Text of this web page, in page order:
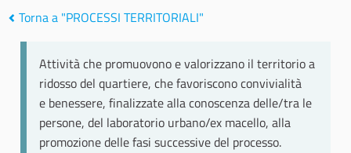
Torna a "PROCESSI TERRITORIALI"
Attività che promuovono e valorizzano il territorio a
ridosso del quartiere, che favoriscono convivialità
e benessere, finalizzate alla conoscenza delle/tra le
persone, del laboratorio urbano/ex macello, alla
promozione delle fasi successive del processo.